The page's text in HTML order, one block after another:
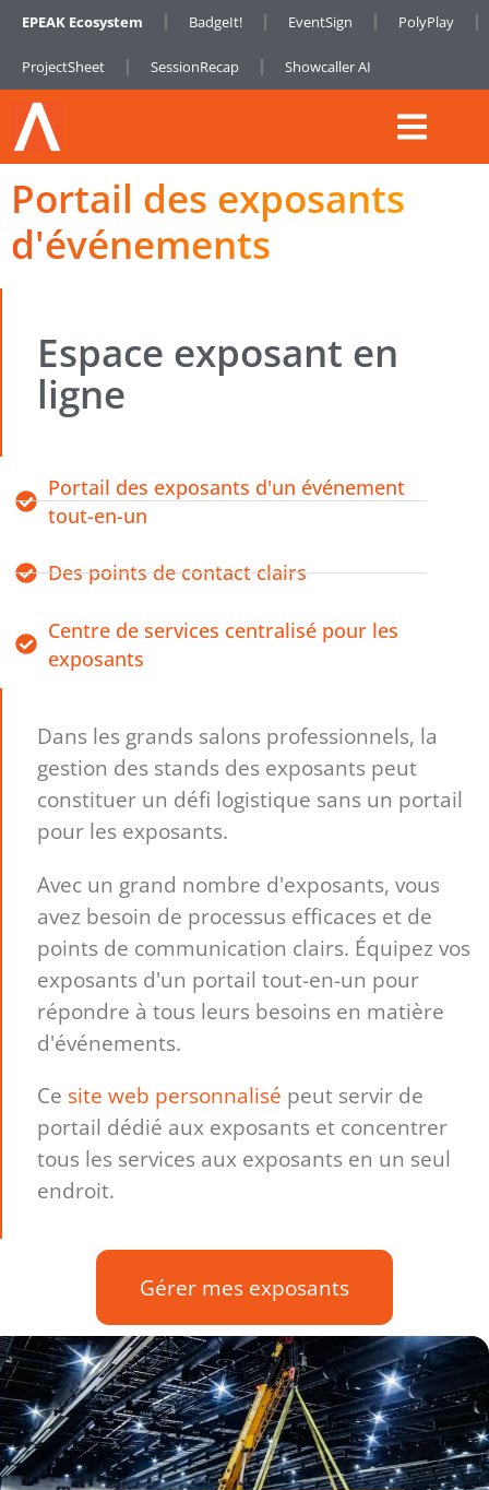
EPEAK Ecosystem BadgeIt! EventSign PolyPlay
ProjectSheet SessionRecap Showcaller AI
Portail des exposants
d'événements
Espace exposant en
ligne
Dans les grands salons professionnels, la
gestion des stands des exposants peut
constituer un défi logistique sans un portail
pour les exposants.
Avec un grand nombre d'exposants, vous
avez besoin de processus efficaces et de
points de communication clairs. Équipez vos
exposants d'un portail tout-en-un pour
répondre à tous leurs besoins en matière
d'événements.
Ce site web personnalisé peut servir de
portail dédié aux exposants et concentrer
tous les services aux exposants en un seul
endroit.
Portail des exposants d'un événement
tout-en-un
Des points de contact clairs
Centre de services centralisé pour les
exposants
Gérer mes exposants